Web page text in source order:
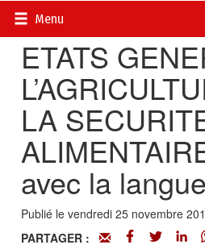
Menu
Accueil>
ETATS
LA
avec la
Publié le vendredi 25 novembre
PARTAGER :